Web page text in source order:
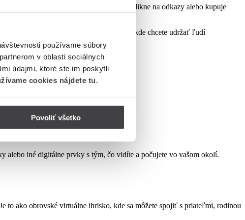
používame súbory
v oblasti sociálnych
údajmi, ktoré ste im poskytli
cookies nájdete tu.
Povoliť všetko
Môžete vidieť, kto otvára vaše e -maily, klikne na odkazy alebo kupuje
robíte.
klub, blog alebo čokoľvek iné, kde chcete udržať ľudí
alebo iné digitálne prvky s tým, čo vidíte a počujete vo vašom okolí.
to ako obrovské virtuálne ihrisko, kde sa môžete spojiť s priateľmi, rodinou